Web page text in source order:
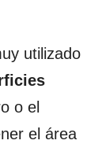
utilizado
o el
el área